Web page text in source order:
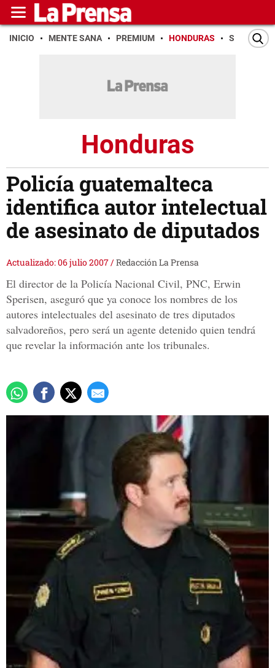
INICIO MENTE SANA PREMIUM HONDURAS SAN PEDRO
Honduras
Policía guatemalteca
identifica autor intelectual
de asesinato de diputados
Actualizado: 06 julio 2007/Redacción La Prensa
El director de la Policía Nacional Civil, PNC, Erwin
Sperisen, aseguró que ya conoce los nombres de los
autores intelectuales del asesinato de tres diputados
salvadoreños, pero será un agente detenido quien tendrá
que revelar la información ante los tribunales.